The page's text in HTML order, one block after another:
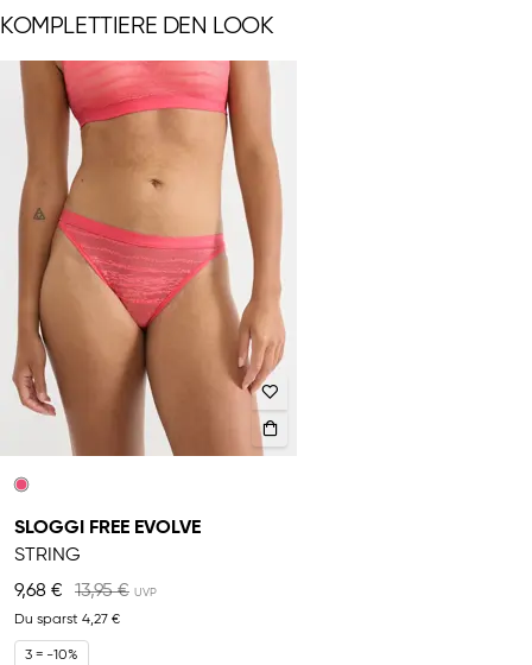
KOMPLETTIERE DEN LOOK
SLOGGI FREE EVOLVE
STRING
9,68 €
13,95 €
Du sparst 4,27 €
3 = -10%